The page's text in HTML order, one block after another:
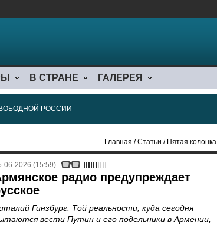
В СТРАНЕ ГАЛЕРЕЯ
РОССИИ
Главная / Статьи / Пятая колонка
06-2026 (15:59)
радио предупреждает
Гинзбург: Той реальности, куда сегодня
вести Путин и его подельники в Армении,